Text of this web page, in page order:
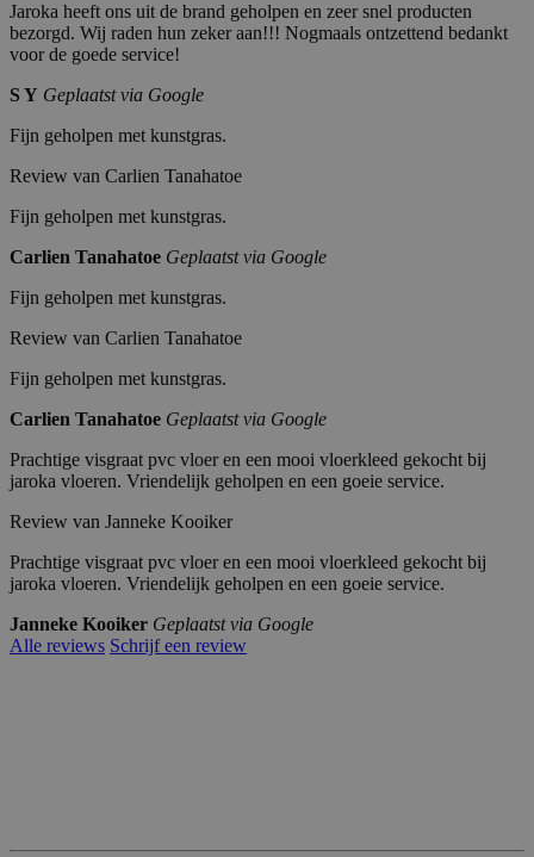
Jaroka heeft ons uit de brand geholpen en zeer snel producten
bezorgd. Wij raden hun zeker aan!!! Nogmaals ontzettend bedankt
voor de goede service!
S Y Geplaatst via Google
Fijn geholpen met kunstgras.
Review van Carlien Tanahatoe
Fijn geholpen met kunstgras.
Carlien Tanahatoe Geplaatst via Google
Fijn geholpen met kunstgras.
Review van Carlien Tanahatoe
Fijn geholpen met kunstgras.
Carlien Tanahatoe Geplaatst via Google
Prachtige visgraat pvc vloer en een mooi vloerkleed gekocht bij
jaroka vloeren. Vriendelijk geholpen en een goeie service.
Review van Janneke Kooiker
Prachtige visgraat pvc vloer en een mooi vloerkleed gekocht bij
jaroka vloeren. Vriendelijk geholpen en een goeie service.
Janneke Kooiker Geplaatst via Google
Alle reviews Schrijf een review